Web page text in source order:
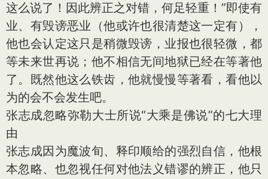
这么说了！因此辨正之对错，何足轻重！”即使有
业、有毁谤恶业（他或许也很清楚这一定有），
他也会认定这只是稍微毁谤，业报也很轻微，都
等未来世再说；他不相信无间地狱已经在等著他
了。既然他这么铁齿，他就慢慢等著看，看他以
为的会不会发生吧。
张志成忽略弥勒大士所说“大乘是佛说”的七大理
由
张志成因为魔波旬、释印顺给的强烈自信，他根
本忽略、也忽视任何对他法义错谬的辨正，他只